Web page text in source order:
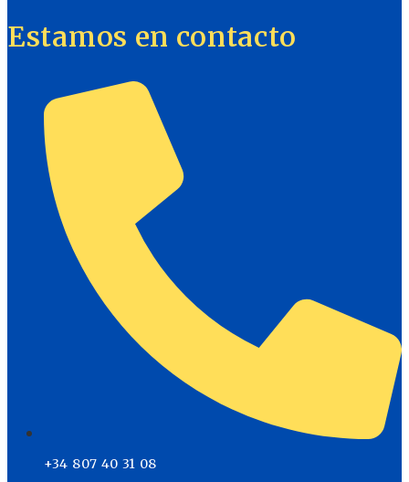
Estamos en contacto
+34 807 40 31 08